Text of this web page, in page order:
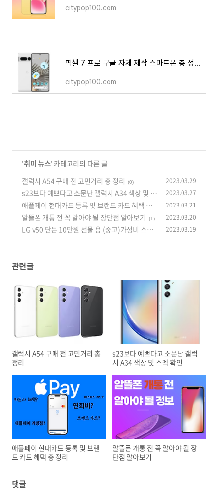
citypop100.com
픽셀 7 프로 구글 자체 제작 스마트폰 총 정리
citypop100.com
'취미 뉴스' 카테고리의 다른 글
갤럭시 A54 구매 전 고민거리 총 정리
(0) 2023.03.29
s23보다 예쁘다고 소문난 갤럭시 A34 색상 및 스
펙 확인
(0)
2023.03.27
애플페이 현대카드 등록 및 브랜드 카드 혜택 총
정리
(0)
2023.03.21
알뜰폰 개통 전 꼭 알아야 될 장단점 알아보기 (1) 2023.03.20
LG v50 단돈 10만원 선물 용 (중고)가성비 스마
2023.03.19
관련글
갤럭시 A54 구매 전 고민거리 총
정리
s23보다 예쁘다고 소문난 갤럭
시 A34 색상 및 스펙 확인
애플페이 현대카드 등록 및 브랜
드 카드 혜택 총 정리
알뜰폰 개통 전 꼭 알아야 될 장
단점 알아보기
댓글